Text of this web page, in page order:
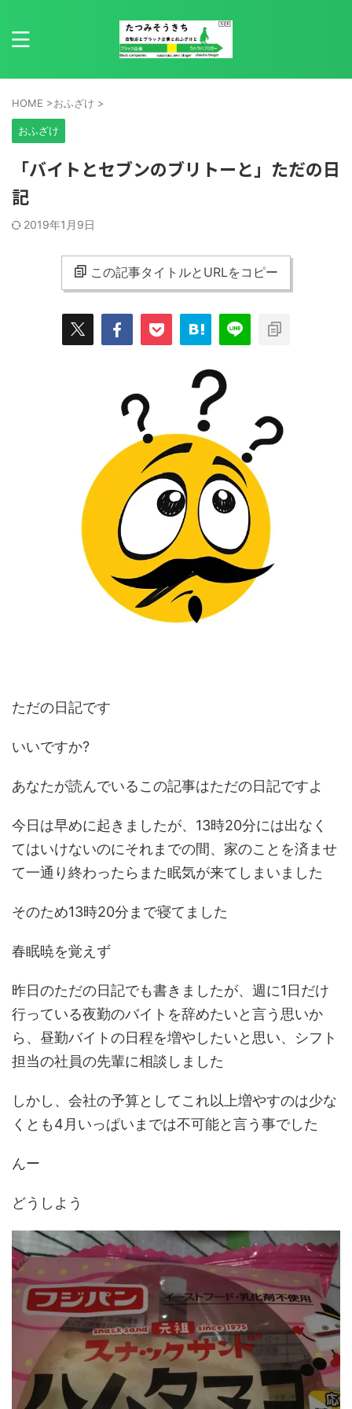
HOME >おふざけ >
おふざけ
「バイトとセブンのブリトーと」ただの日
記
2019年1月9日
この記事タイトルとURLをコピー
ただの日記です
いいですか?
あなたが読んでいるこの記事はただの日記ですよ
今日は早めに起きましたが、13時20分には出なく
てはいけないのにそれまでの間、家のことを済ませ
て一通り終わったらまた眠気が来てしまいました
そのため13時20分まで寝てました
春眠暁を覚えず
昨日のただの日記でも書きましたが、週に1日だけ
行っている夜勤のバイトを辞めたいと言う思いか
ら、昼勤バイトの日程を増やしたいと思い、シフト
担当の社員の先輩に相談しました
しかし、会社の予算としてこれ以上増やすのは少な
くとも4月いっぱいまでは不可能と言う事でした
んー
どうしよう